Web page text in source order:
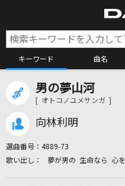
キーワード 曲名
男の夢山河
[ オトコノユメサンガ ]
向林利明
選曲番号： 4889-73
夢が男の 生命なら 心